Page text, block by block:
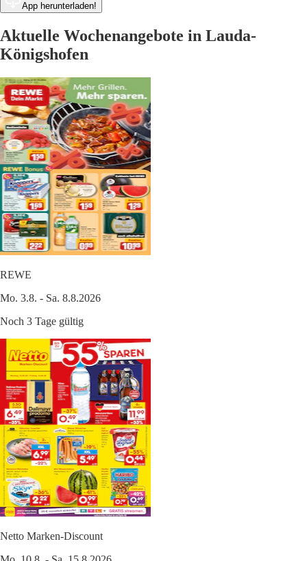
App herunterladen!
Aktuelle Wochenangebote in Lauda-
Königshofen
REWE
Mo. 3.8. - Sa. 8.8.2026
Noch 3 Tage gültig
Netto Marken-Discount